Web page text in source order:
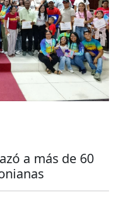
a más de 60